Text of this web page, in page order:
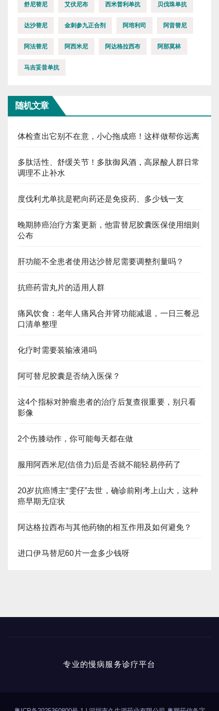
舒尼替尼 艾伏尼布 西米普利单抗 贝伐珠单抗
达沙替尼 金刺参九正合剂 阿培利司 阿昔替尼
阿法替尼 阿西米尼 阿达格拉西布 阿那莫林
马吉妥昔单抗
随机文章
体检查出它别不在意，小心拖成癌！这样做帮你远离
多肽活性、舒缓关节！多肽御风酒，高尿酸人群日常
调理不止补水
度伐利尤单抗是靶向药还是免疫药、多少钱一支
晚期肺癌治疗方案更新，他雷替尼胶囊医保使用细则
公布
肝功能不全患者使用达沙替尼需要调整剂量吗？
抗癌药雷丸片的适用人群
痛风饮食：老年人痛风合并肾功能减退，一日三餐忌
口清单整理
化疗时需要装输液港吗
阿可替尼胶囊是否纳入医保？
这4个指标对肿瘤患者的治疗后复查很重要，别只看
影像
2个伤膝动作，你可能每天都在做
服用阿西米尼(信倍力)后是否就不能轻易停药了
20岁抗癌博主“雯仔”去世，确诊前刚考上山大，这种
癌早期无症状
阿达格拉西布与其他药物的相互作用及如何避免？
进口伊马替尼60片一盒多少钱呀
专业的慢病服务诊疗平台